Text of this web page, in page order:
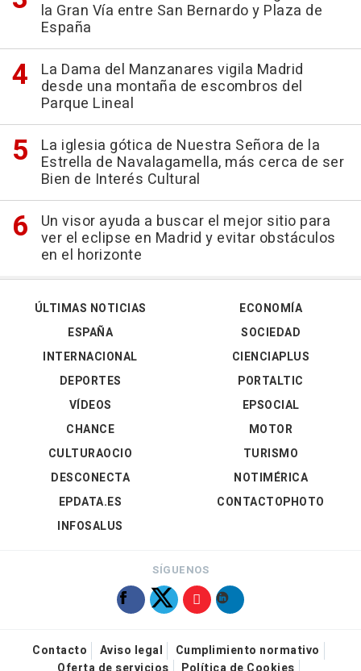
la Gran Vía entre San Bernardo y Plaza de
España
La Dama del Manzanares vigila Madrid
desde una montaña de escombros del
Parque Lineal
La iglesia gótica de Nuestra Señora de la
Estrella de Navalagamella, más cerca de ser
Bien de Interés Cultural
Un visor ayuda a buscar el mejor sitio para
ver el eclipse en Madrid y evitar obstáculos
en el horizonte
ÚLTIMAS NOTICIAS
ESPAÑA
INTERNACIONAL
DEPORTES
VÍDEOS
ECONOMÍA
SOCIEDAD
CIENCIAPLUS
PORTALTIC
EPSOCIAL
CHANCE
CULTURAOCIO
DESCONECTA
EPDATA.ES
INFOSALUS
MOTOR
TURISMO
NOTIMÉRICA
CONTACTOPHOTO
SÍGUENOS
Contacto Aviso legal
Cumplimiento normativo